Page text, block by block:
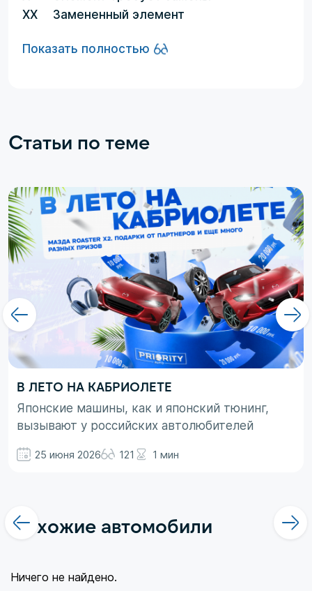
XX
Замененный элемент
Показать полностью
Статьи по теме
В ЛЕТО НА КАБРИОЛЕТЕ
Японские машины, как и японский тюнинг,
вызывают у российских автолюбителей
просто ассоциируются с вполне понятными
вторым термином не все так однозначно.
Здесь больше доминирует чувство безумного
25 июня 2026 121 1 мин
Похожие автомобили
Ничего не найдено.